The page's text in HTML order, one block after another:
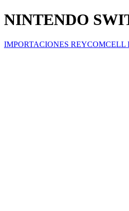
NINTENDO
IMPORTACIONES REYCOMCELL